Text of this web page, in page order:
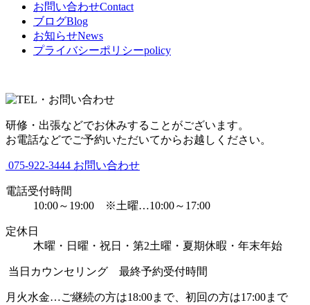
お問い合わせContact
ブログBlog
お知らせNews
プライバシーポリシーpolicy
研修・出張などでお休みすることがございます。
お電話などでご予約いただいてからお越しください。
075-922-3444 お問い合わせ
電話受付時間
10:00～19:00 ※土曜…10:00～17:00
定休日
木曜・日曜・祝日・第2土曜・夏期休暇・年末年始
当日カウンセリング 最終予約受付時間
月火水金…ご継続の方は18:00まで、初回の方は17:00まで